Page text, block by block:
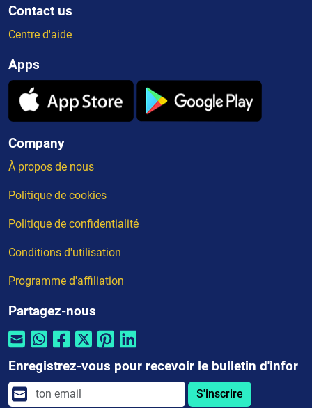
Contact us
Centre d'aide
Apps
Company
À propos de nous
Politique de cookies
Politique de confidentialité
Conditions d'utilisation
Programme d'affiliation
Partagez-nous
Enregistrez-vous pour recevoir le bulletin d'infor
S'inscrire